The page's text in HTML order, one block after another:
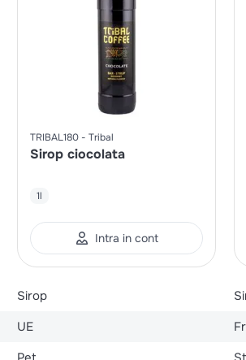
TRIBAL180 Tribal
Sirop ciocolata
1l
Intra in cont
Sirop
UE